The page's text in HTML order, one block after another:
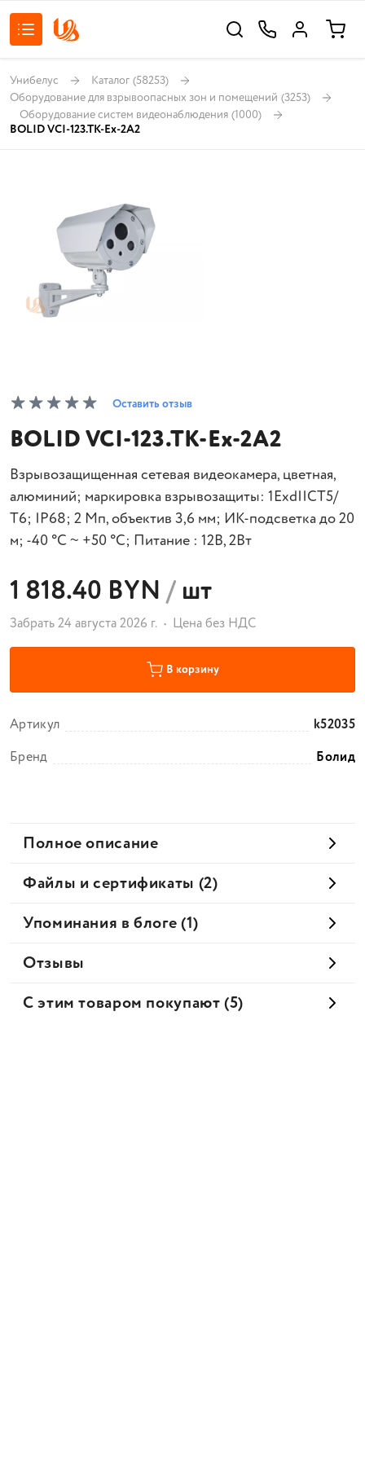
Унибелус Каталог (58253)
Оборудование для взрывоопасных зон и помещений (3253)
Оборудование систем видеонаблюдения (1000)
BOLID VCI-123.TK-Ex-2A2
Оставить отзыв
BOLID VCI-123.TK-Ex-2A2
Взрывозащищенная сетевая видеокамера, цветная,
алюминий; маркировка взрывозащиты: 1ExdIICТ5/
Т6; IP68; 2 Мп, объектив 3,6 мм; ИК-подсветка до 20
м; -40 °C ~ +50 °C; Питание : 12В, 2Вт
1 818.40 BYN/шт
Забрать 24 августа 2026 г. Цена без НДС
В корзину
Артикул
k52035
Бренд
Болид
Полное описание
Файлы и сертификаты (2)
Упоминания в блоге (1)
Отзывы
С этим товаром покупают (5)